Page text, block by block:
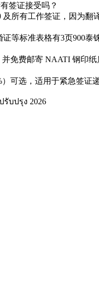
签证接受吗？
及所有工作签证，因为翻
等标准表格有3页900泰
免费邮寄 NAATI 钢印纸
可选，适用于紧急签证递
รับปรุง 2026